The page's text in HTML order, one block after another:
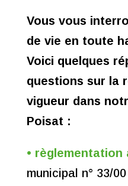
Vous vous
de vie en toute
Voici quelques
questions sur la
vigueur dans
Poisat :
• règlementation
municipal n° 33/